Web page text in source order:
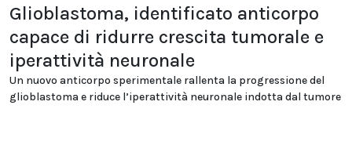
Glioblastoma, identificato anticorpo
capace di ridurre crescita tumorale e
iperattività neuronale
Un nuovo anticorpo sperimentale rallenta la progressione del
glioblastoma e riduce l’iperattività neuronale indotta dal tumore